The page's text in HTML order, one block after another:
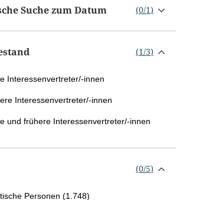
Suche zum Datum (0/1)
(1/3)
Interessenvertreter/-innen
Interessenvertreter/-innen
und frühere Interessenvertreter/-innen
(0/5)
Personen (1.748)